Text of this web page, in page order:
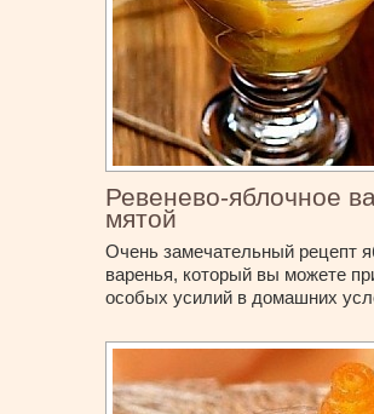
Ревенево-яблочное
мятой
Очень замечательный рецепт
варенья, который вы можете
особых усилий в домашних